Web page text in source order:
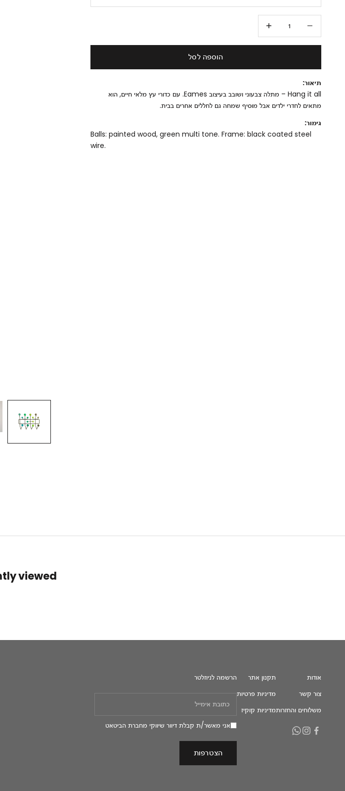
הוספה לסל
תיאור:
Hang it all – מתלה צבעוני ושובב בעיצוב Eames. עם כדורי עץ מלאי חיים, הוא
מתאים לחדרי ילדים אבל מוסיף שמחה גם לחללים אחרים בבית.
גימור:
Balls: painted wood, green multi tone. Frame: black coated steel
wire.
viewed
אודות
צור קשר
משלוחים והחזרות
תקנון אתר
מדיניות פרטיות
מדיניות קוקיז
הרשמה לניוזלטר
אני מאשר/ת קבלת דיוור שיווקי מחברת הביטאט
הצטרפות